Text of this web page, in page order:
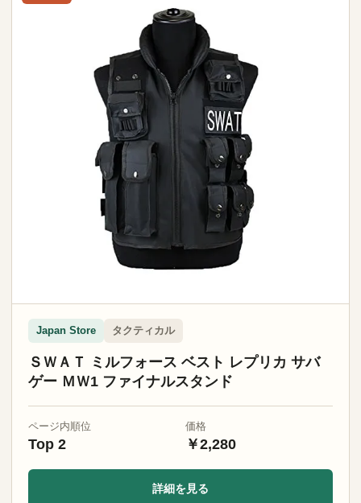
Japan Store タクティカル
ＳＷＡＴ ミルフォース ベスト レプリカ サバ
ゲー ＭＷ1 ファイナルスタンド
ページ内順位
Top 2
価格
￥2,280
詳細を見る